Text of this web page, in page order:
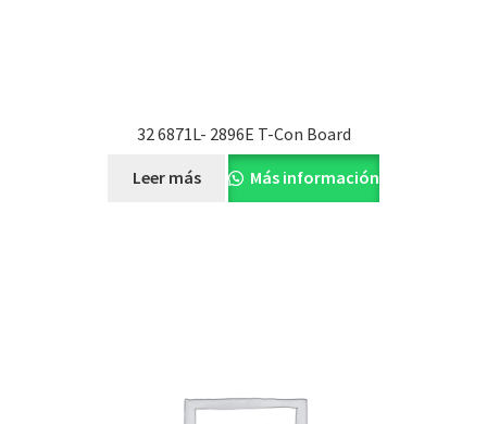
32 6871L- 2896E T-Con Board
Leer más Más información